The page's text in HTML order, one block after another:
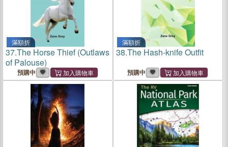
滿額折
37.The Horse Thief (Outlaws
of Palouse)
預購中
滿額折
38.The Hash-knife Outfit
預購中